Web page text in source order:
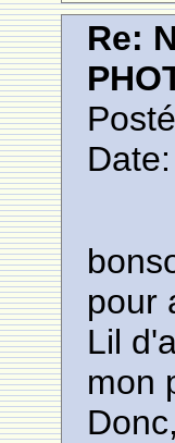
Re:
pour
Lil
mon